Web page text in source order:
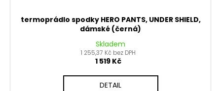
termoprádlo spodky HERO PANTS, UNDER SHIELD,
dámské (černá)
Skladem
1 255,37 Kč bez DPH
1 519 Kč
DETAIL